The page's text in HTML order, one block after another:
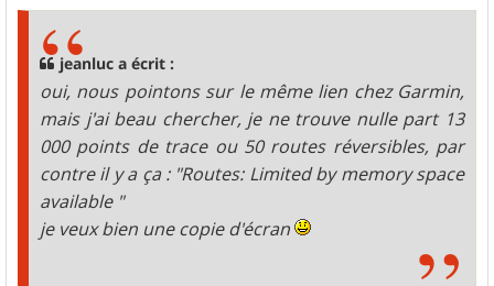
jeanluc a écrit :
oui, nous pointons sur le même lien chez Garmin,
mais j'ai beau chercher, je ne trouve nulle part 13
000 points de trace ou 50 routes réversibles, par
contre il y a ça : "Routes: Limited by memory space
available "
je veux bien une copie d'écran